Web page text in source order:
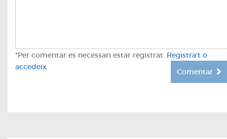
*Per comentar es necessari estar registrat. Registra't o
accedeix
Comentar